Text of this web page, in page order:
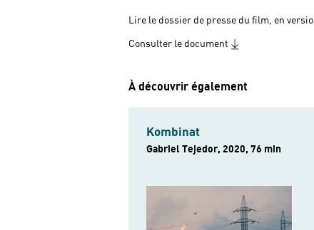
Lire le dossier de presse du film, en
Consulter le document
À découvrir également
Kombinat
Gabriel Tejedor, 2020, 76 min